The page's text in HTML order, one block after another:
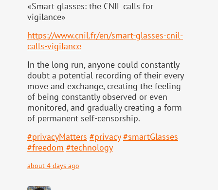
«Smart glasses: the CNIL calls for
vigilance»
https://www.cnil.fr/en/smart-glasses-cnil-
calls-vigilance
In the long run, anyone could constantly
doubt a potential recording of their every
move and exchange, creating the feeling
of being constantly observed or even
monitored, and gradually creating a form
of permanent self-censorship.
#privacyMatters #privacy #smartGlasses
#freedom #technology
about 4 days ago